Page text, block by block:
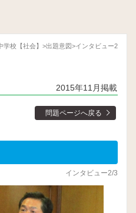
校【社会】 出題意図 インタビュー2
2015年11月掲載
問題ページへ戻る
インタビュー2/3